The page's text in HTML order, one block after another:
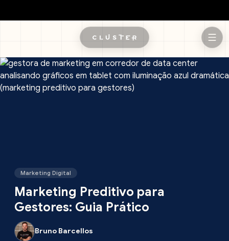
Pular para o conteúdo principal
Marketing Digital
Marketing Preditivo para
Gestores: Guia Prático
Bruno Barcellos